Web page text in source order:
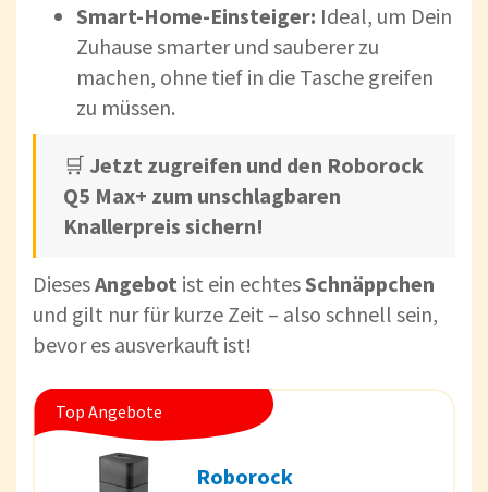
Smart-Home-Einsteiger: Ideal, um Dein
Zuhause smarter und sauberer zu
machen, ohne tief in die Tasche greifen
zu müssen.
🛒 Jetzt zugreifen und den Roborock
Q5 Max+ zum unschlagbaren
Knallerpreis sichern!
DiesesAngebot ist ein echtesSchnäppchen
und gilt nur für kurze Zeit – also schnell sein,
bevor es ausverkauft ist!
Top Angebote
Roborock